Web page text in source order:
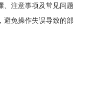
、注意事项及常见问题
避免操作失误导致的部